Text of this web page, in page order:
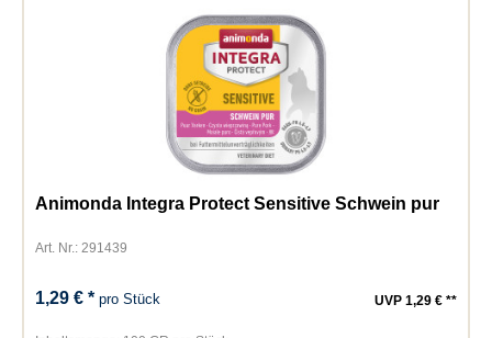
Animonda Integra Protect Sensitive Schwein pur
Art. Nr.: 291439
1,29 € *pro Stück UVP 1,29 € **